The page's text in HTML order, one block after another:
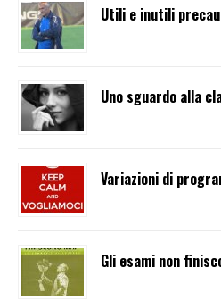
Utili e inutili
Uno sguardo alla
Variazioni di
Gli esami non